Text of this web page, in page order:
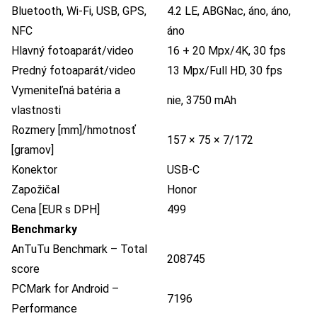
Bluetooth, Wi-Fi, USB, GPS,
NFC
4.2 LE, ABGNac, áno, áno,
áno
Hlavný fotoaparát/video
16 + 20 Mpx/4K, 30 fps
Predný fotoaparát/video
13 Mpx/Full HD, 30 fps
Vymeniteľná batéria a
vlastnosti
nie, 3750 mAh
Rozmery [mm]/hmotnosť
[gramov]
157 × 75 × 7/172
Konektor
USB-C
Zapožičal
Honor
Cena [EUR s DPH]
499
Benchmarky
AnTuTu Benchmark – Total
score
208745
PCMark for Android –
Performance
7196